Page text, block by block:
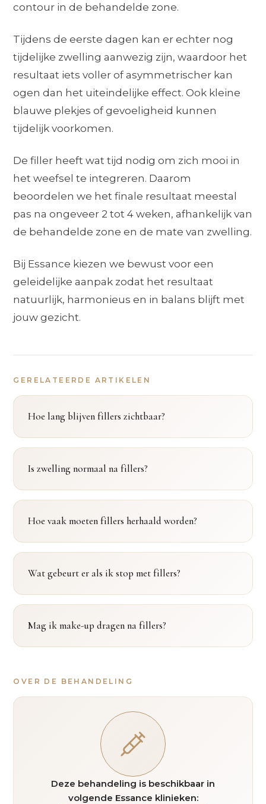
contour in de behandelde zone.
Tijdens de eerste dagen kan er echter nog
tijdelijke zwelling aanwezig zijn, waardoor het
resultaat iets voller of asymmetrischer kan
ogen dan het uiteindelijke effect. Ook kleine
blauwe plekjes of gevoeligheid kunnen
tijdelijk voorkomen.
De filler heeft wat tijd nodig om zich mooi in
het weefsel te integreren. Daarom
beoordelen we het finale resultaat meestal
pas na ongeveer 2 tot 4 weken, afhankelijk van
de behandelde zone en de mate van zwelling.
Bij Essance kiezen we bewust voor een
geleidelijke aanpak zodat het resultaat
natuurlijk, harmonieus en in balans blijft met
jouw gezicht.
GERELATEERDE ARTIKELEN
Hoe lang blijven fillers zichtbaar?
Is zwelling normaal na fillers?
Hoe vaak moeten fillers herhaald worden?
Wat gebeurt er als ik stop met fillers?
Mag ik make-up dragen na fillers?
OVER DE BEHANDELING
Deze behandeling is beschikbaar in
volgende Essance klinieken: